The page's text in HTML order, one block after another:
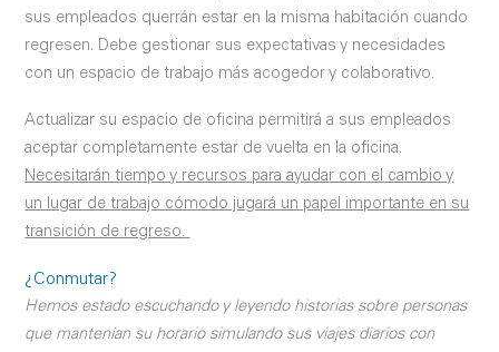
sus empleados querrán estar en la misma habitación cuando
regresen. Debe gestionar sus expectativas y necesidades
con un espacio de trabajo más acogedor y colaborativo.
Actualizar su espacio de oficina permitirá a sus empleados
aceptar completamente estar de vuelta en la oficina.
Necesitarán tiempo y recursos para ayudar con el cambio y
un lugar de trabajo cómodo jugará un papel importante en su
transición de regreso.
¿Conmutar?
Hemos estado escuchando y leyendo historias sobre personas
que mantenían su horario simulando sus viajes diarios con